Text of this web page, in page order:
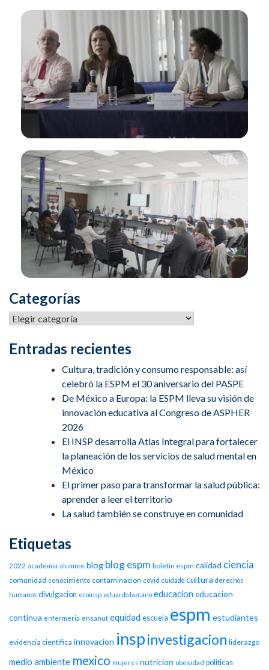
Categorías
Entradas recientes
Cultura, tradición y consumo responsable: así
celebró la ESPM el 30 aniversario del PASPE
De México a Europa: la ESPM lleva su visión de
innovación educativa al Congreso de ASPHER
2026
El INSP desarrolla Atlas Integral para fortalecer
la planeación de los servicios de salud mental en
México
El primer paso para transformar la salud pública:
aprender a leer el territorio
La salud también se construye en comunidad
Etiquetas
2022 academia alumnos blog blog espm boletin espm calidad ciencia
comunidad conocimiento contaminacion covid cuidado cultura derechos
humanos divulgacion ecoinsp eduardo lazcano educacion educacion
continua enfermeria ensanut equidad escuela espm estudiantes
evidencia cientifica innovacion inspinvestigacion liderazgo
medio ambiente mexico mujeres nutricion obesidad politicas